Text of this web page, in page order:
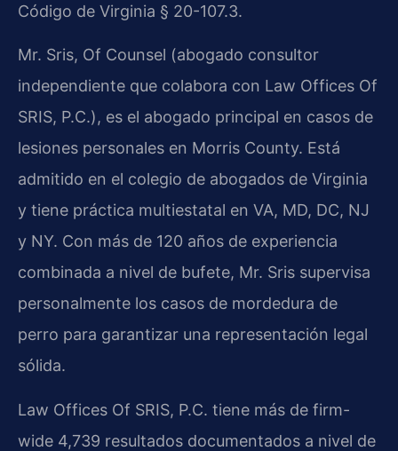
Código de Virginia § 20-107.3.
Mr. Sris, Of Counsel (abogado consultor
independiente que colabora con Law Offices Of
SRIS, P.C.), es el abogado principal en casos de
lesiones personales en Morris County. Está
admitido en el colegio de abogados de Virginia
y tiene práctica multiestatal en VA, MD, DC, NJ
y NY. Con más de 120 años de experiencia
combinada a nivel de bufete, Mr. Sris supervisa
personalmente los casos de mordedura de
perro para garantizar una representación legal
sólida.
Law Offices Of SRIS, P.C. tiene más de firm-
wide 4,739 resultados documentados a nivel de